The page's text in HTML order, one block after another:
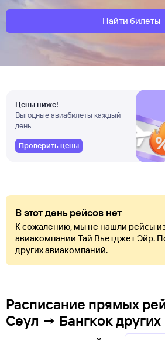
Найти билеты
Цены ниже!
Выгодные авиабилеты каждый
день
Проверить цены
В этот день рейсов нет
К сожалению, мы не нашли рейсы
авиакомпании Тай Вьетджет Эйр.
других авиакомпаний.
Расписание прямых
Сеул → Бангкок других